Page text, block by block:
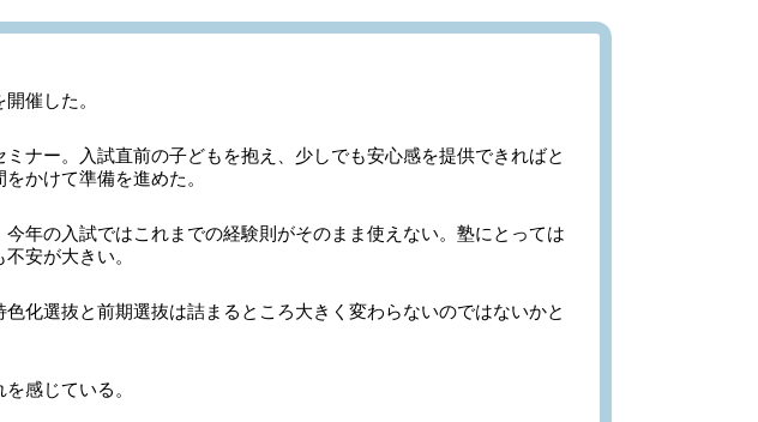
催した。
ナー。入試直前の子どもを抱え、少しでも安心感を提供できればと
かけて準備を進めた。
年の入試ではこれまでの経験則がそのまま使えない。塾にとっては
安が大きい。
化選抜と前期選抜は詰まるところ大きく変わらないのではないかと
感じている。